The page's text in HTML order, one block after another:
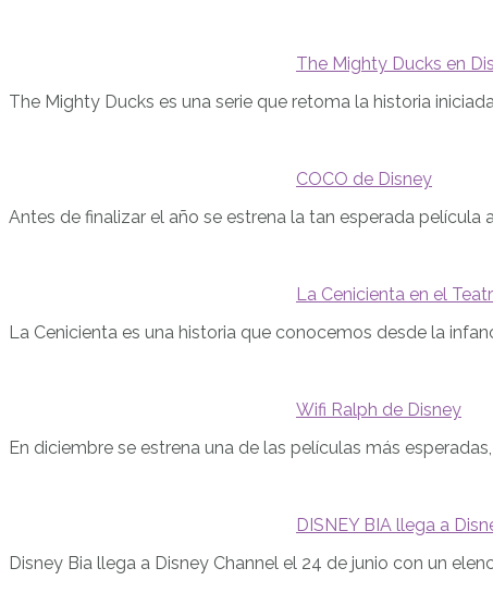
The Mighty Ducks en
The Mighty Ducks es una serie que retoma la historia
COCO de Disney
Antes de finalizar el año se estrena la tan esperada película
La Cenicienta en el
La Cenicienta es una historia que conocemos desde la
Wifi Ralph de Disney
En diciembre se estrena una de las películas más
DISNEY BIA llega a
Disney Bia llega a Disney Channel el 24 de junio con un